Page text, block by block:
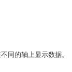
同的轴上显示数据。